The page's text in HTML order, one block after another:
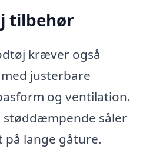
tilbehør
kræver også
justerbare
og ventilation.
såler
lange gåture.